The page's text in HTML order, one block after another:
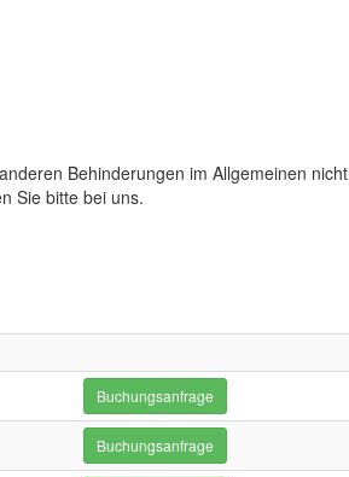
Behinderungen im Allgemeinen nicht
Sie bitte bei uns.
Buchungsanfrage
Buchungsanfrage